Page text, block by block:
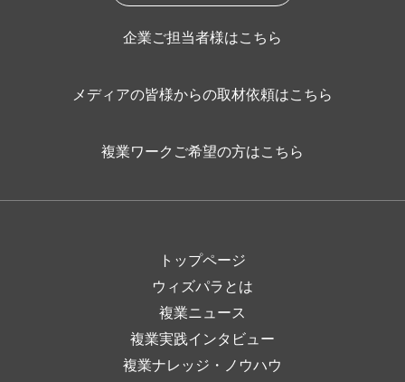
企業ご担当者様はこちら
メディアの皆様からの取材依頼はこちら
複業ワークご希望の方はこちら
トップページ
ウィズパラとは
複業ニュース
複業実践インタビュー
複業ナレッジ・ノウハウ